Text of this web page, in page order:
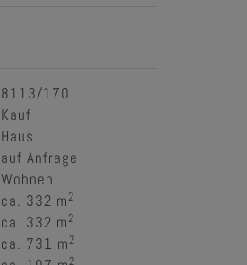
8113/170
Kauf
Haus
auf Anfrage
Wohnen
ca. 332 m2
ca. 332 m2
ca. 731 m2
2